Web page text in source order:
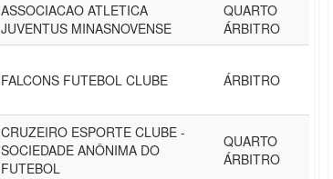
ASSOCIACAO ATLETICA
JUVENTUS MINASNOVENSE
QUARTO
ÁRBITRO
FALCONS FUTEBOL CLUBE ÁRBITRO
CRUZEIRO ESPORTE CLUBE -
SOCIEDADE ANÔNIMA DO
FUTEBOL
QUARTO
ÁRBITRO